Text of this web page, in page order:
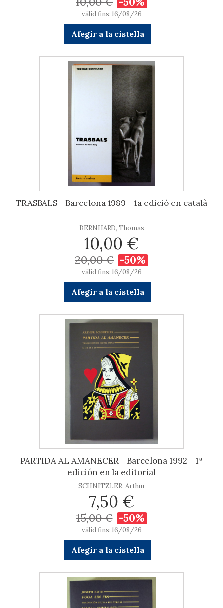
vàlid fins: 16/08/26
Afegir a la cistella
TRASBALS - Barcelona 1989 - 1a edició en català
BERNHARD, Thomas
10,00 €
20,00 € -50%
vàlid fins: 16/08/26
Afegir a la cistella
PARTIDA AL AMANECER - Barcelona 1992 - 1ª
edición en la editorial
SCHNITZLER, Arthur
7,50 €
15,00 € -50%
vàlid fins: 16/08/26
Afegir a la cistella